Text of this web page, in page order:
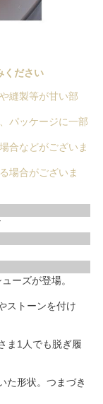
ください
縫製等が甘い部
パッケージに一部
合などがございま
場合がございま
ーズが登場。
ストーンを付け
ま1人でも脱ぎ履
た形状。つまづき